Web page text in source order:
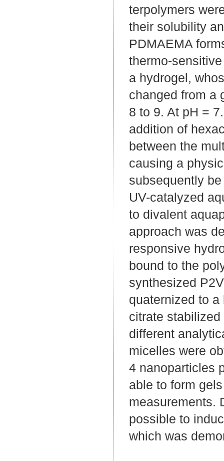
terpolymers
their solubility
PDMAEMA
thermo-
a hydrogel,
changed from a
8 to 9. At pH =
addition of
between the
causing a
subsequently
UV-catalyzed
to divalent
approach was
responsive
bound to the
synthesized
quaternized to
citrate
different
micelles were
4 nanoparticles
able to form
measurements.
possible to
which was